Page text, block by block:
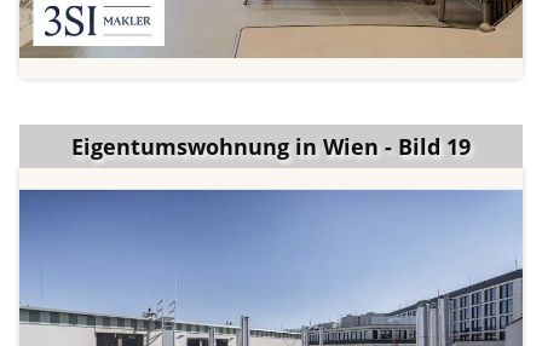
Eigentumswohnung in Wien - Bild 19